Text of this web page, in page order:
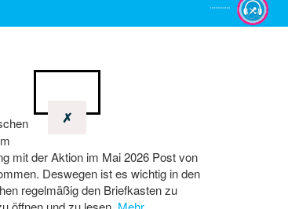
✗
mit der Aktion im Mai 2026 Post von
Deswegen ist es wichtig in den
regelmäßig den Briefkasten zu